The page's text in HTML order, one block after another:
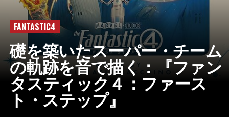
FANTASTIC4
礎を築いたスーパー・チーム
の軌跡を音で描く：『ファン
タスティック４：ファース
ト・ステップ』